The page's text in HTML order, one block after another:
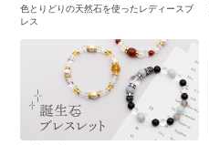
色とりどりの天然石を使ったレディースブ
レス